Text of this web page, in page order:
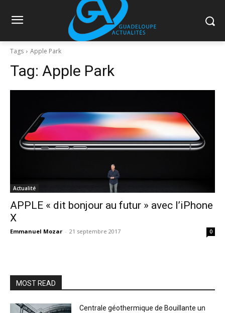
Tags Apple Park
Tag: Apple Park
Actualité
​APPLE « dit bonjour au futur » avec l’iPhone
X
Emmanuel Mozar - 21 septembre 2017 0
MOST READ
Centrale géothermique de Bouillante un